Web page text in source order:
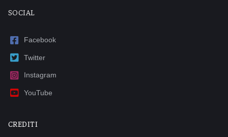
SOCIAL
Facebook
Twitter
Instagram
YouTube
CREDITI